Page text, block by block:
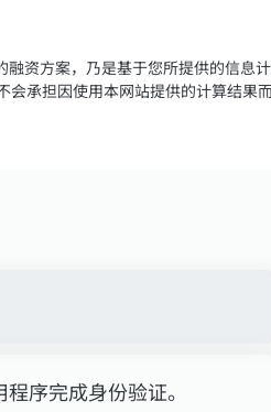
融资方案，乃是基于您所提供的信
承担因使用本网站提供的计算结
序完成身份验证。